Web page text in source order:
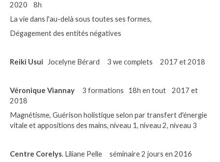
2020 8h
La vie dans l'au-delà sous toutes ses formes,
Dégagement des entités négatives
Reiki Usui Jocelyne Bérard 3 we complets 2017 et 2018
Véronique Viannay
3 formations 18h en tout 2017 et
2018
Magnétisme, Guérison holistique selon par transfert d'énergie
vitale et appositions des mains, niveau 1, niveau 2, niveau 3
Centre Corelys. Liliane Pelle séminaire 2 jours en 2016